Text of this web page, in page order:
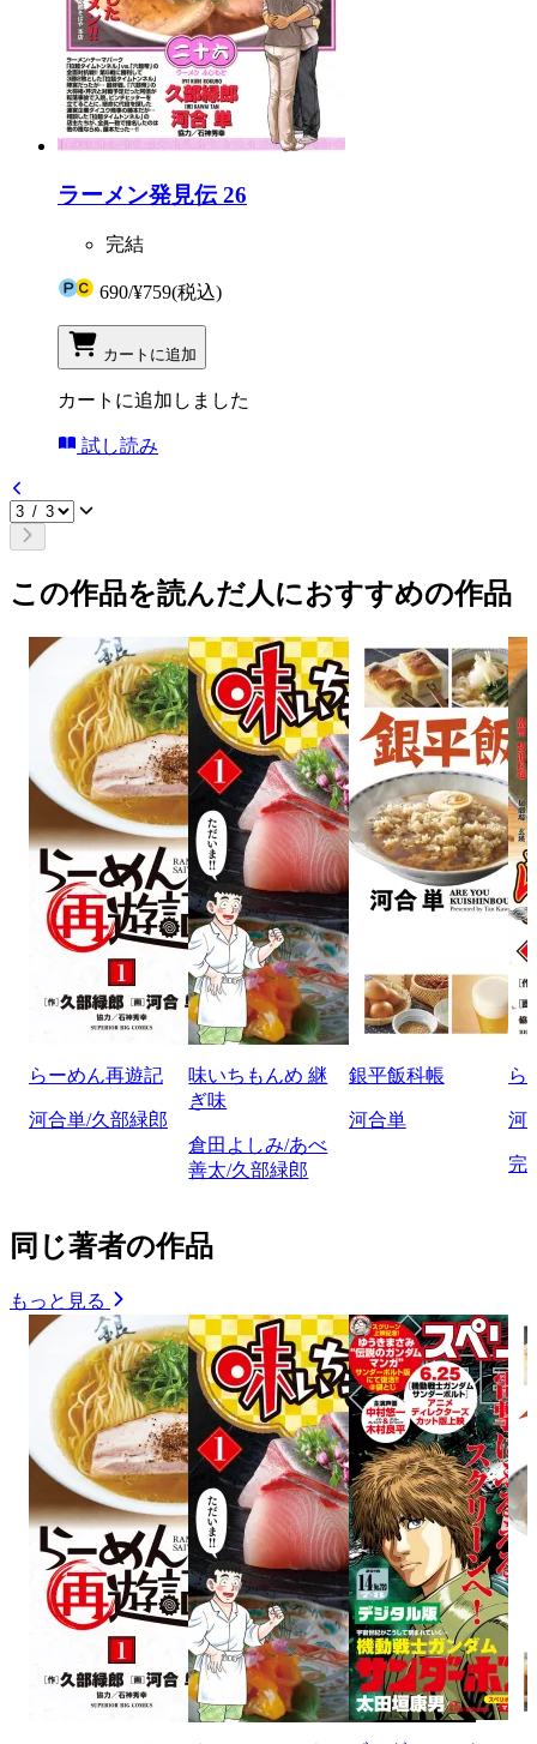
ラーメン発見伝 26
完結
690/¥759(税込)
カートに追加
カートに追加しました
試し読み
この作品を読んだ人におすすめの作品
らーめん再遊記
河合単/久部緑郎
味いちもんめ 継
ぎ味
倉田よしみ/あべ
善太/久部緑郎
銀平飯科帳
河合単
ら
河
完
同じ著者の作品
もっと見る